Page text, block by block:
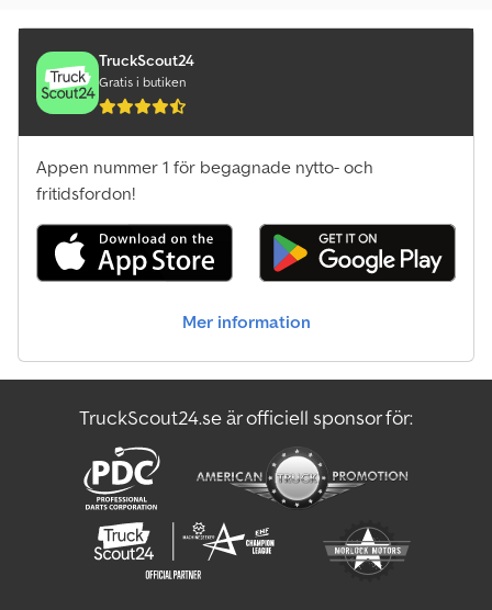
TruckScout24
Gratis i butiken
Appen nummer 1 för begagnade nytto- och
fritidsfordon!
Mer information
TruckScout24.se är officiell sponsor för: